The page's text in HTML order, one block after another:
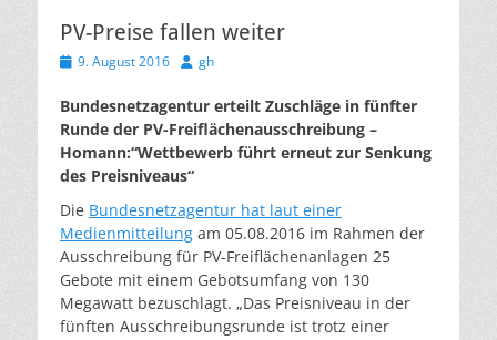
PV-Preise fallen weiter
Veröffentlicht
9. August 2016 Autor
gh
Bundesnetzagentur erteilt Zuschläge in fünfter
Runde der PV-Freiflächenausschreibung –
Homann:“Wettbewerb führt erneut zur Senkung
des Preisniveaus“
Die Bundesnetzagentur hat laut einer
Medienmitteilung am 05.08.2016 im Rahmen der
Ausschreibung für PV-Freiflächenanlagen 25
Gebote mit einem Gebotsumfang von 130
Megawatt bezuschlagt. „Das Preisniveau in der
fünften Ausschreibungsrunde ist trotz einer